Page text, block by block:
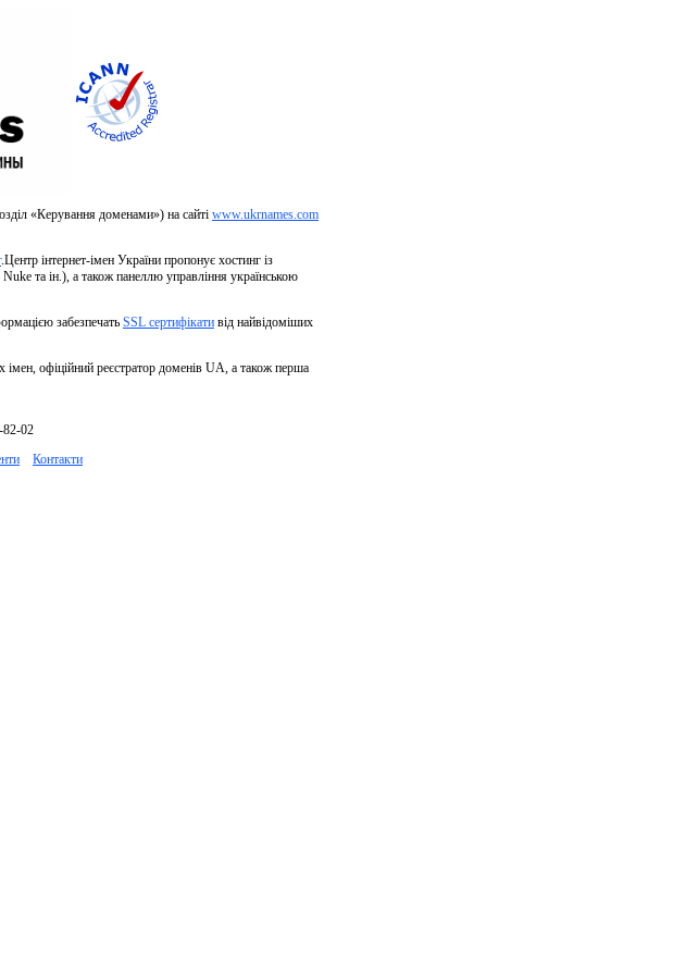
«Керування доменами») на сайті www.ukrnames.com
.Центр інтернет-імен України пропонує хостинг із
та ін.), а також панеллю управління українською
забезпечать SSL сертифікати від найвідоміших
офіційний реєстратор доменів UA, а також перша
82-02
Контакти